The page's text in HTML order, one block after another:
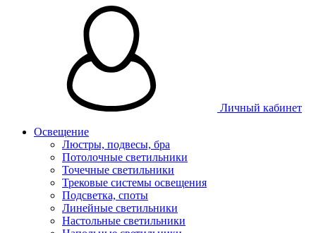
Личный кабинет
Освещение
Люстры, подвесы, бра
Потолочные светильники
Точечные светильники
Трековые системы освещения
Подсветка, споты
Линейные светильники
Настольные светильники